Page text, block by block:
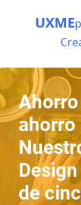
UXME
ahorro
de